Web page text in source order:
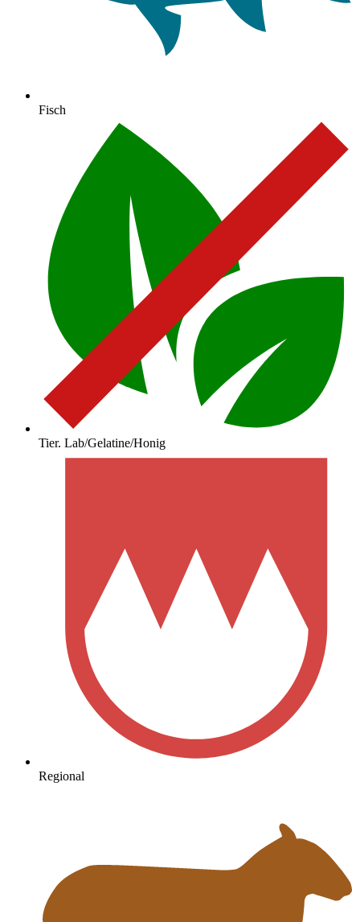
Fisch
Tier. Lab/Gelatine/Honig
Regional